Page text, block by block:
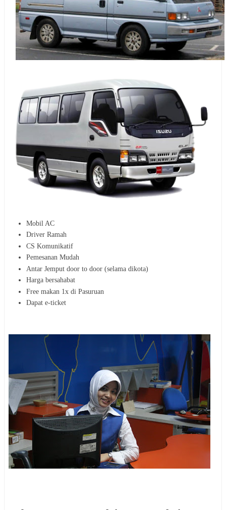
Mobil AC
Driver Ramah
CS Komunikatif
Pemesanan Mudah
Antar Jemput door to door (selama dikota)
Harga bersahabat
Free makan 1x di Pasuruan
Dapat e-ticket